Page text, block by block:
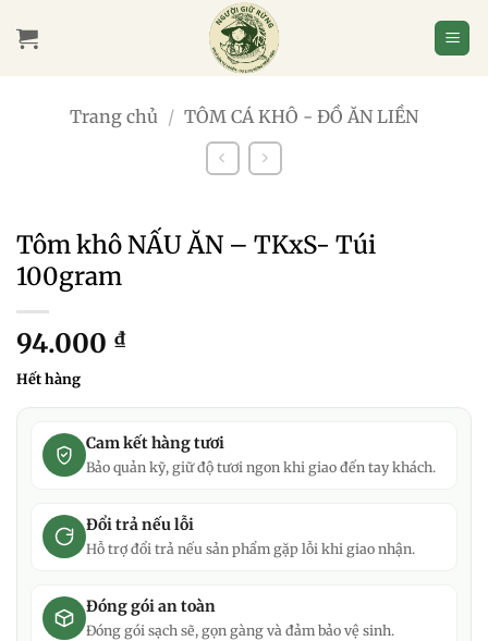
qua
Trang chủ / TÔM CÁ KHÔ - ĐỒ ĂN LIỀN
Tôm khô NẤU ĂN – TKxS- Túi
100gram
94.000 ₫
Hết hàng
Cam kết hàng tươi
Bảo quản kỹ, giữ độ tươi ngon khi giao đến tay khách.
Đổi trả nếu lỗi
Hỗ trợ đổi trả nếu sản phẩm gặp lỗi khi giao nhận.
Đóng gói an toàn
Đóng gói sạch sẽ, gọn gàng và đảm bảo vệ sinh.